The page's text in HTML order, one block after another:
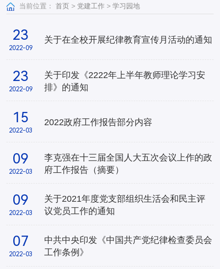
当前位置： 首页 > 党建工作 > 学习园地
23
2022-09
关于在全校开展纪律教育宣传月活动的通知
23
2022-09
关于印发《2222年上半年教师理论学习安
排》的通知
15
2022-03
2022政府工作报告部分内容
09
2022-03
李克强在十三届全国人大五次会议上作的政
府工作报告（摘要）
09
2022-03
关于2021年度党支部组织生活会和民主评
议党员工作的通知
07
2022-03
中共中央印发《中国共产党纪律检查委员会
工作条例》